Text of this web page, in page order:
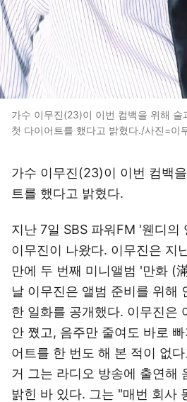
가수 이무진(23)이 이번 컴백을 위해 술
첫 다이어트를 했다고 밝혔다./사진=이
가수 이무진(23)이 이번 컴백
트를 했다고 밝혔다.
지난 7일 SBS 파워FM '웬디의
이무진이 나왔다. 이무진은 지
만에 두 번째 미니앨범 '만화 (
날 이무진은 앨범 준비를 위해
한 일화를 공개했다. 이무진은
안 쪘고, 음주만 줄여도 바로
어트를 한 번도 해 본 적이 없
거 그는 라디오 방송에 출연해
밝힌 바 있다. 그는 "매번 회사